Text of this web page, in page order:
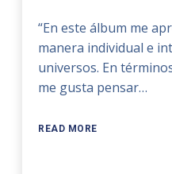
“En este álbum me
manera individual e
universos. En
me gusta pensar…
READ MORE